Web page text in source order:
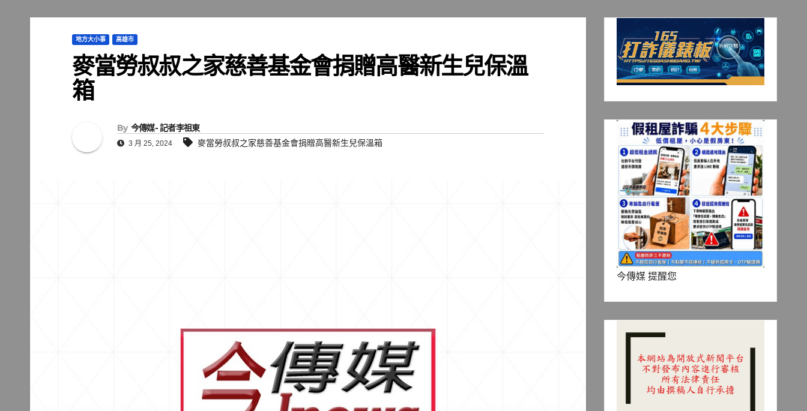
地方大小事 高雄市
麥當勞叔叔之家慈善基金會捐贈高醫新生兒保溫
箱
By 今傳媒- 記者李祖東
3 月 25, 2024 麥當勞叔叔之家慈善基金會捐贈高醫新生兒保溫箱
今傳媒 提醒您